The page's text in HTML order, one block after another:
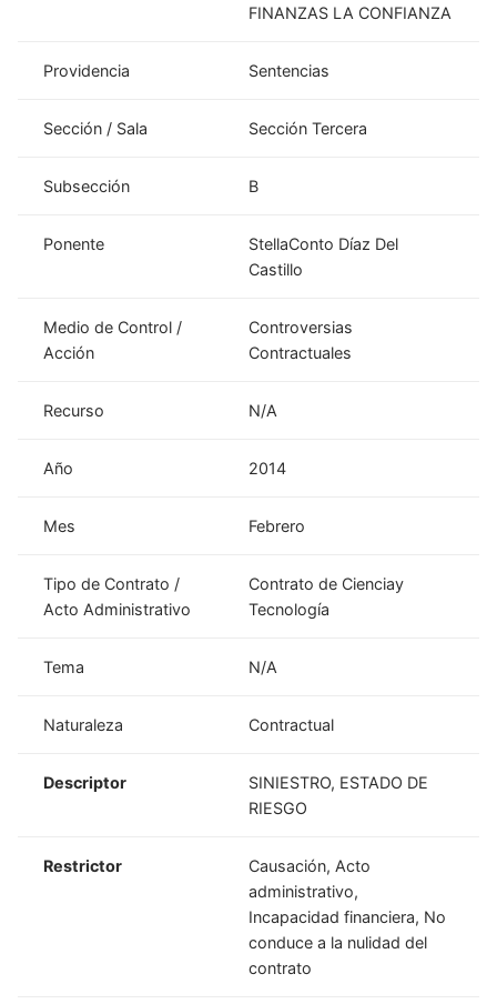
FINANZAS LA CONFIANZA
Providencia Sentencias
Sección / Sala Sección Tercera
Subsección B
Ponente
StellaConto Díaz Del
Castillo
Medio de Control /
Acción
Controversias
Contractuales
Recurso N/A
Año 2014
Mes Febrero
Tipo de Contrato /
Acto Administrativo
Contrato de Cienciay
Tecnología
Tema N/A
Naturaleza Contractual
Descriptor
SINIESTRO, ESTADO DE
RIESGO
Restrictor
Causación, Acto
administrativo,
Incapacidad financiera, No
conduce a la nulidad del
contrato